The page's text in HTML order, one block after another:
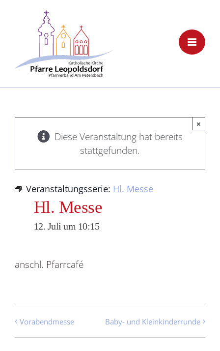
Diese Veranstaltung hat bereits
stattgefunden.
×
Veranstaltungsserie: Hl. Messe
Hl. Messe
12. Juli um 10:15
anschl. Pfarrcafé
Vorabendmesse Baby- und Kleinkinderrunde